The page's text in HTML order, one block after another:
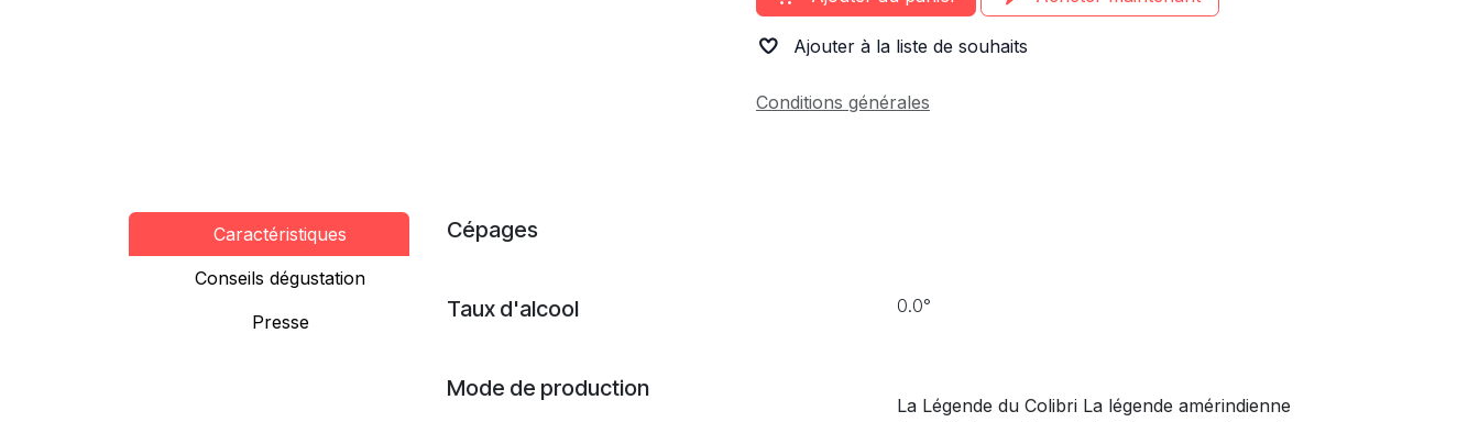
Ajouter à la liste de souhaits
Conditions générales
Caractéristiques
Conseils dégustation
Presse
Cépages
Taux d'alcool 0.0°
Mode de production
La Légende du Colibri La légende amérindienne